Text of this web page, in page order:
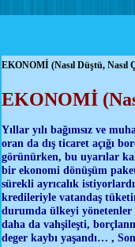
EKONOMİ (Nasıl Düştü, Nasıl
EKONOMİ
Yıllar yılı bağımsız ve
oran da dış ticaret açığı
görünürken, bu uyarılar
bir ekonomi dönüşüm
sürekli ayrıcalık
kredileriyle vatandaş
durumda ülkeyi yönetenler
daha da vahşileşti,
deger kaybı yaşandı… ,